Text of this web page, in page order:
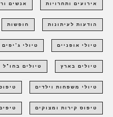
אירועים ותחרויות אנשים
הודעות לעיתונות חופשות
טיולי אופניים טיולי ג'יפים
טיולים בארץ טיולים בחו"ל
טיולי משפחות וילדים
טיפוס קירות ומצוקים